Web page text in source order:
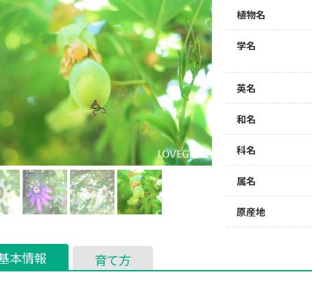
植物名
学名
英名
和名
科名
属名
原産地
本情報 育て方